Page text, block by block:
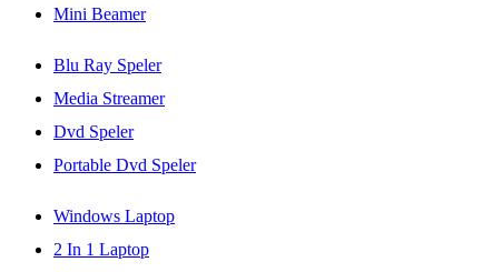
Mini Beamer
Blu Ray Speler
Media Streamer
Dvd Speler
Portable Dvd Speler
Windows Laptop
2 In 1 Laptop